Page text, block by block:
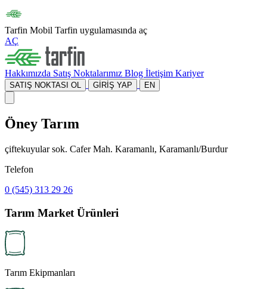
Tarfin Mobil Tarfin uygulamasında aç
AÇ
Hakkımızda Satış Noktalarımız Blog İletişim Kariyer
SATIŞ NOKTASI OL GİRİŞ YAP EN
Öney Tarım
çiftekuyular sok. Cafer Mah. Karamanlı, Karamanlı/Burdur
Telefon
0 (545) 313 29 26
Tarım Market Ürünleri
Tarım Ekipmanları